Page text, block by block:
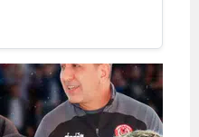
Kahramanmaraş
Mardin